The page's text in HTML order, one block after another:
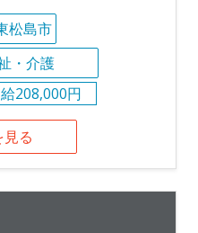
松島市
・介護
208,000円
る